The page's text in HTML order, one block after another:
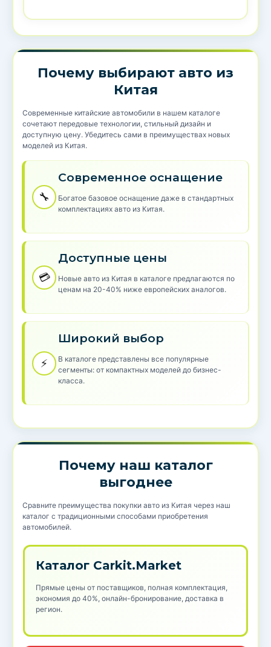
Почему выбирают авто из
Китая
Современные китайские автомобили в нашем каталоге
сочетают передовые технологии, стильный дизайн и
доступную цену. Убедитесь сами в преимуществах новых
моделей из Китая.
🔧
Современное оснащение
Богатое базовое оснащение даже в стандартных
комплектациях авто из Китая.
💳
Доступные цены
Новые авто из Китая в каталоге предлагаются по
ценам на 20-40% ниже европейских аналогов.
⚡
Широкий выбор
В каталоге представлены все популярные
сегменты: от компактных моделей до бизнес-
класса.
Почему наш каталог
выгоднее
Сравните преимущества покупки авто из Китая через наш
каталог с традиционными способами приобретения
автомобилей.
Каталог Carkit.Market
Прямые цены от поставщиков, полная комплектация,
экономия до 40%, онлайн-бронирование, доставка в
регион.